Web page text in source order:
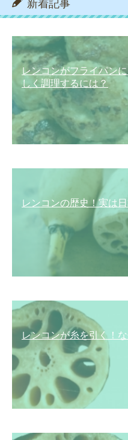
新着記事
レンコンがフライパン
しく調理するには？
レンコンの歴史！実は
レンコンが糸を引く！